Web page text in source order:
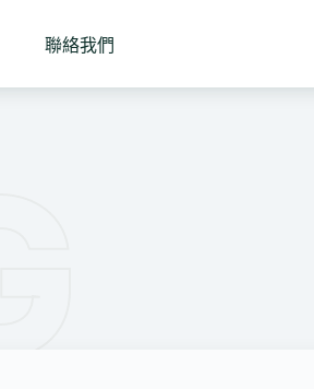
聯絡我們